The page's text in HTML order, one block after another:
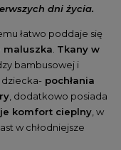
dni życia.
łatwo poddaje się
. Tkany w
bambusowej i
dziecka- pochłania
, dodatkowo posiada
komfort cieplny, w
w chłodniejsze